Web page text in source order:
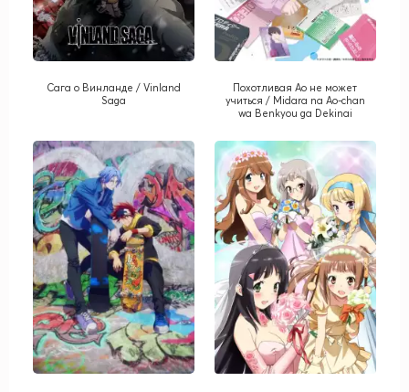
Сага о Винланде / Vinland
Saga
Похотливая Ао не может
учиться / Midara na Ao-chan
wa Benkyou ga Dekinai